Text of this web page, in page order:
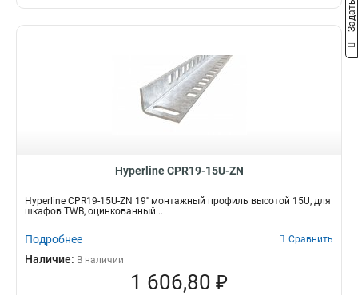
Hyperline CPR19-15U-ZN
Hyperline CPR19-15U-ZN 19'' монтажный профиль высотой 15U, для
шкафов TWB, оцинкованный...
Подробнее Сравнить
Наличие: В наличии
1 606,80 ₽